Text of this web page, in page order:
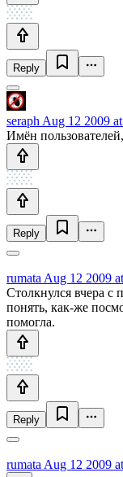
Reply
seraph Aug 12 2009
Имён
Reply
rumata Aug 12 2009
Столкнулся вчера с
понять, как-же
помогла.
Reply
rumata Aug 12 2009